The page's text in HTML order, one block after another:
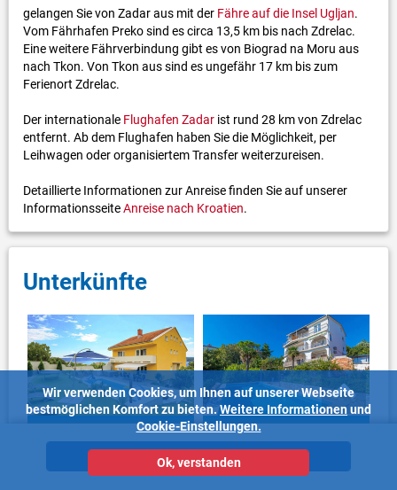
gelangen Sie von Zadar aus mit der Fähre auf die Insel Ugljan.
Vom Fährhafen Preko sind es circa 13,5 km bis nach Zdrelac.
Eine weitere Fährverbindung gibt es von Biograd na Moru aus
nach Tkon. Von Tkon aus sind es ungefähr 17 km bis zum
Ferienort Zdrelac.
Der internationale Flughafen Zadarist rund 28 km von Zdrelac
entfernt. Ab dem Flughafen haben Sie die Möglichkeit, per
Leihwagen oder organisiertem Transfer weiterzureisen.
Detaillierte Informationen zur Anreise finden Sie auf unserer
InformationsseiteAnreise nach Kroatien.
Unterkünfte
Ferienhaus Insel Pasman
Ferienwohnung Insel Pasman
Unterkünfte
Wir verwenden Cookies, um Ihnen auf unserer Webseite
bestmöglichen Komfort zu bieten.Weitere Informationenund
Cookie-Einstellungen.
Ok, verstanden